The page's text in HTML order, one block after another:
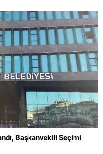
partinin meclisteki
Başkanvekili Seçimi